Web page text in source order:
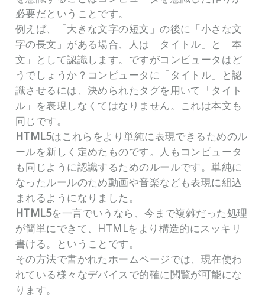
必要だということです。
例えば、「大きな文字の短文」の後に「小さな文
字の長文」がある場合、人は「タイトル」と「本
文」として認識します。ですがコンピュータはど
うでしょうか？コンピュータに「タイトル」と認
識させるには、決められたタグを用いて「タイト
ル」を表現しなくてはなりません。これは本文も
同じです。
HTML5はこれらをより単純に表現できるためのル
ールを新しく定めたものです。人もコンピュータ
も同じように認識するためのルールです。単純に
なったルールのため動画や音楽なども表現に組込
まれるようになりました。
HTML5を一言でいうなら、今まで複雑だった処理
が簡単にできて、HTMLをより構造的にスッキリ
書ける。ということです。
その方法で書かれたホームページでは、現在使わ
れている様々なデバイスで的確に閲覧が可能にな
ります。